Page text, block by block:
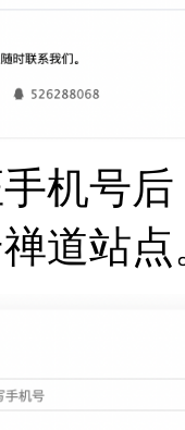
机号
道站点